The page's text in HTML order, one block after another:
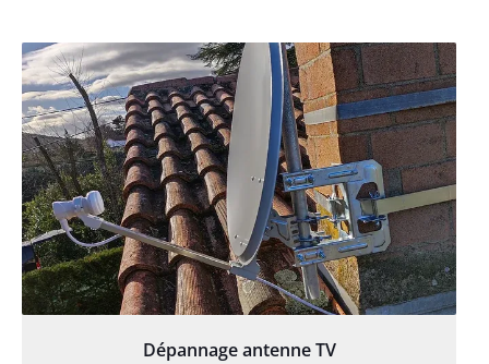
Dépannage antenne TV